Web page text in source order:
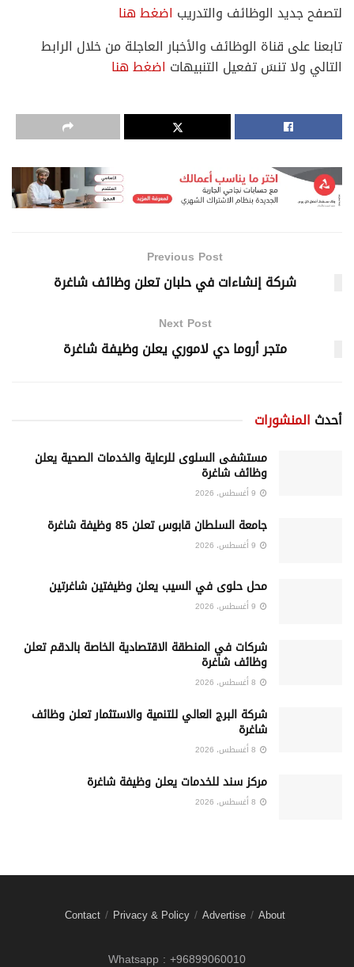
لتصفح جديد الوظائف والتدريب اضغط هنا
تابعنا على قناة الوظائف والأخبار العاجلة من خلال الرابط
التالي ولا تنسَ تفعيل التنبيهات اضغط هنا
Previous Post
شركة إنشاءات في حلبان تعلن وظائف شاغرة
Next Post
متجر أروما دي لاموري يعلن وظيفة شاغرة
أحدث المنشورات
مستشفى السلوى للرعاية والخدمات الصحية يعلن
وظائف شاغرة
جامعة السلطان قابوس تعلن 85 وظيفة شاغرة
محل حلوى في السيب يعلن وظيفتين شاغرتين
شركات في المنطقة الاقتصادية الخاصة بالدقم تعلن
وظائف شاغرة
شركة البرج العالي للتنمية والاستثمار تعلن وظائف
شاغرة
مركز سند للخدمات يعلن وظيفة شاغرة
About
Advertise
Privacy & Policy
Contact
Whatsapp : +96899060010